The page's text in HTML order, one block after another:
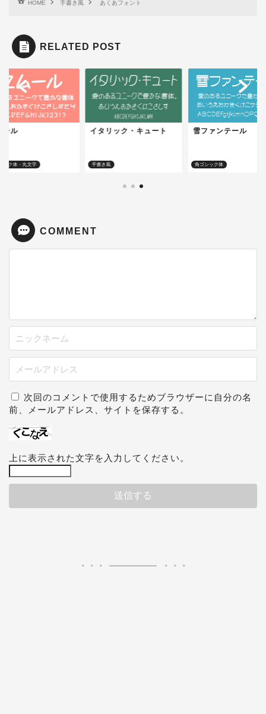
HOME 手書き風 あくあフォント
RELATED POST
ック体・丸文字
ール
手書き風
イタリック・キュート
角ゴシック体
雪ファンテール
COMMENT
次回のコメントで使用するためブラウザーに自分の名
前、メールアドレス、サイトを保存する。
上に表示された文字を入力してください。